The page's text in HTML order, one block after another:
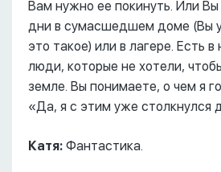
Вам нужно ее покинуть. Или Вы
дни в сумасшедшем доме (Вы
это такое) или в лагере. Есть
люди, которые не хотели,
земле. Вы понимаете, о чем я
«Да, я с этим уже столкнулся
Катя: Фантастика.